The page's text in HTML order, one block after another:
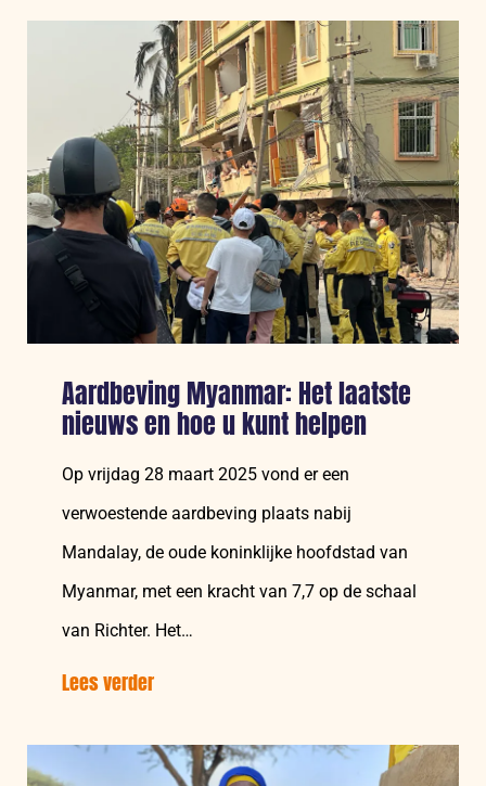
jaar
oorlog
in
Soedan:
De
wereld
moet
nú
in
actie
komen
Aardbeving Myanmar: Het laatste
nieuws en hoe u kunt helpen
Op vrijdag 28 maart 2025 vond er een
verwoestende aardbeving plaats nabij
Mandalay, de oude koninklijke hoofdstad van
Myanmar, met een kracht van 7,7 op de schaal
van Richter. Het…
Lees verder
Myanmar:
Het